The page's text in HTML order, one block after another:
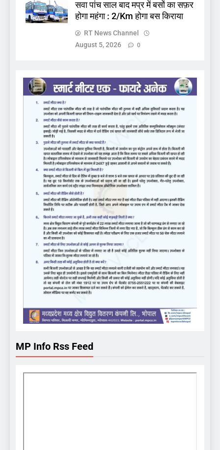
सवा पांच साल बाद मप्र में बसों का सफ़र
होगा महंगा : 2/Km होगा बस किराया
RT News Channel
August 5, 2026
0
MP Info Rss Feed